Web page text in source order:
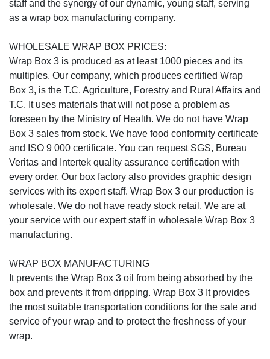
staff and the synergy of our dynamic, young staff, serving
as a wrap box manufacturing company.
WHOLESALE WRAP BOX PRICES:
Wrap Box 3 is produced as at least 1000 pieces and its
multiples. Our company, which produces certified Wrap
Box 3, is the T.C. Agriculture, Forestry and Rural Affairs and
T.C. It uses materials that will not pose a problem as
foreseen by the Ministry of Health. We do not have Wrap
Box 3 sales from stock. We have food conformity certificate
and ISO 9 000 certificate. You can request SGS, Bureau
Veritas and Intertek quality assurance certification with
every order. Our box factory also provides graphic design
services with its expert staff. Wrap Box 3 our production is
wholesale. We do not have ready stock retail. We are at
your service with our expert staff in wholesale Wrap Box 3
manufacturing.
WRAP BOX MANUFACTURING
It prevents the Wrap Box 3 oil from being absorbed by the
box and prevents it from dripping. Wrap Box 3 It provides
the most suitable transportation conditions for the sale and
service of your wrap and to protect the freshness of your
wrap.